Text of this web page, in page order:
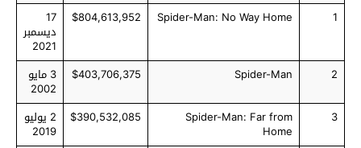
1
Spider-Man: No Way Home
$804,613,952
17
ديسمبر
2021
2
Spider-Man
$403,706,375 3 مايو
2002
3
Spider-Man: Far from
Home
$390,532,085 2 يوليو
2019